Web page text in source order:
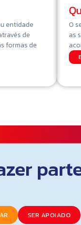
entidade
de
formas de
O
as
SER APOIADO